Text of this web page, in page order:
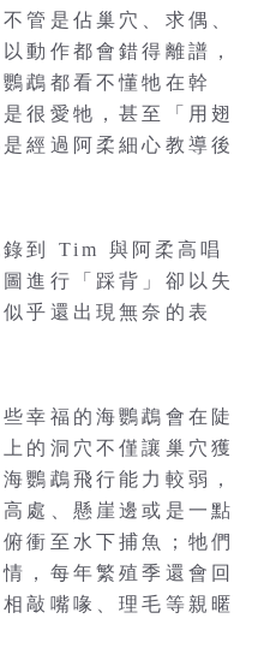
管是佔巢穴、求偶、
動作都會錯得離譜，
鵡都看不懂牠在幹
很愛牠，甚至「用翅
經過阿柔細心教導後
到 Tim 與阿柔高唱
進行「踩背」卻以失
乎還出現無奈的表
幸福的海鸚鵡會在陡
的洞穴不僅讓巢穴獲
鸚鵡飛行能力較弱，
處、懸崖邊或是一點
衝至水下捕魚；牠們
，每年繁殖季還會回
敲嘴喙、理毛等親暱